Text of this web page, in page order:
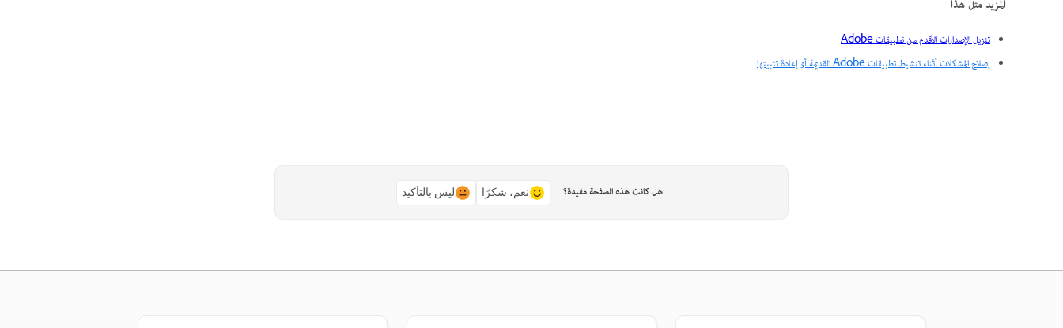
المزيد مثل هذا
تنزيل الإصدارات الأقدم من تطبيقات Adobe
إصلاح المشكلات أثناء تنشيط تطبيقات Adobe القديمة أو إعادة تثبيتها
هل كانت هذه الصفحة مفيدة؟ نعم، شكرًا ليس بالتأكيد